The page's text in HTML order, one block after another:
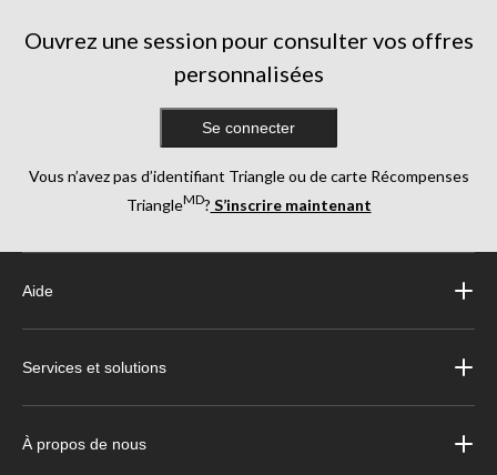
Ouvrez une session pour consulter vos offres
personnalisées
Se connecter
Vous n’avez pas d’identifiant Triangle ou de carte Récompenses
TriangleMD? S’inscrire maintenant
Aide
Services et solutions
À propos de nous